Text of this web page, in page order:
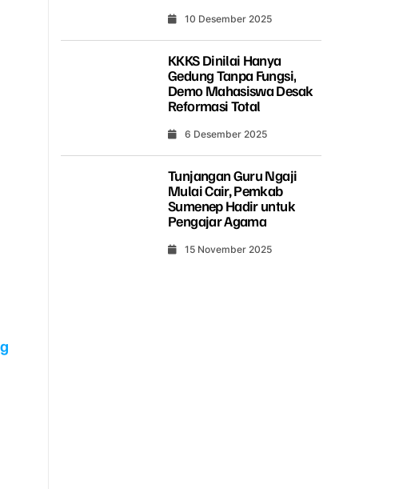
10 Desember 2025
KKKS Dinilai Hanya
Gedung Tanpa Fungsi,
Demo Mahasiswa Desak
Reformasi Total
6 Desember 2025
Tunjangan Guru Ngaji
Mulai Cair, Pemkab
Sumenep Hadir untuk
Pengajar Agama
15 November 2025